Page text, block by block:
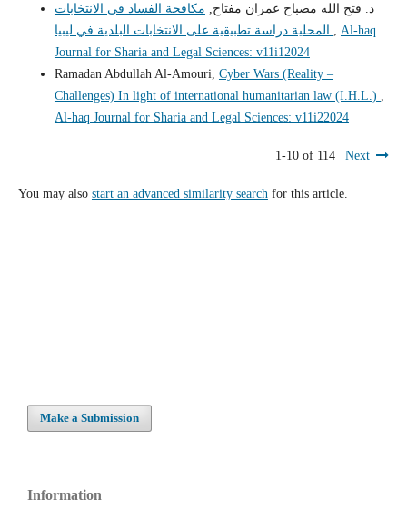
د. فتح الله مصباح عمران مفتاح, مكافحة الفساد في الانتخابات
Al-haq
Journal for Sharia and Legal Sciences: v11i12024
Ramadan Abdullah Al-Amouri, Cyber Wars (Reality –
Challenges) In light of international humanitarian law (I.H.L.)
Al-haq Journal for Sharia and Legal Sciences: v11i22024
1-10 of 114 Next
You may also start an advanced similarity search for this article.
Make a Submission
Information